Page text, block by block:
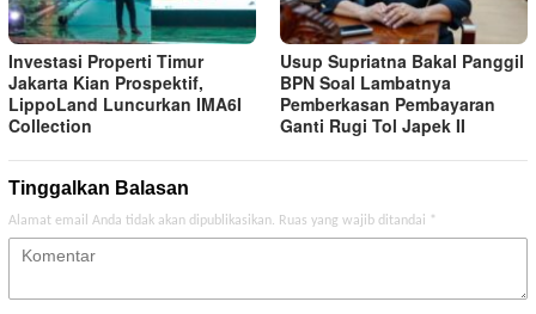
Investasi Properti Timur
Jakarta Kian Prospektif,
LippoLand Luncurkan IMA6I
Collection
Usup Supriatna Bakal Panggil
BPN Soal Lambatnya
Pemberkasan Pembayaran
Ganti Rugi Tol Japek II
Tinggalkan Balasan
Alamat email Anda tidak akan dipublikasikan. Ruas yang wajib ditandai *